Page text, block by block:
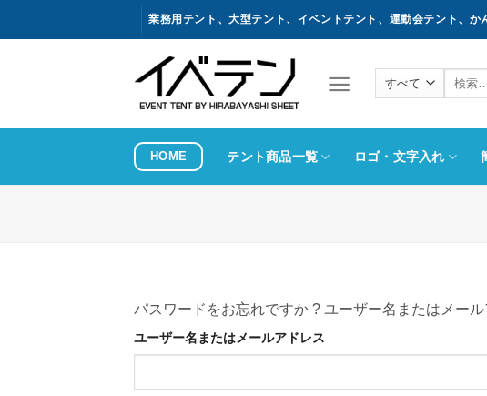
へ
業務用テント、大型テント、イベントテント、運動会テント、か
果:
HOME テント商品一覧 ロゴ・文字入れ
パスワードをお忘れですか ? ユーザー名またはメー
ユーザー名またはメールアドレス